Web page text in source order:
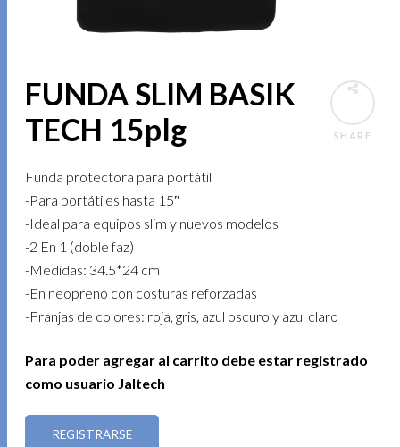
SHARE
FUNDA SLIM BASIK
TECH 15plg
Funda protectora para portátil
-Para portátiles hasta 15″
-Ideal para equipos slim y nuevos modelos
-2 En 1 (doble faz)
-Medidas: 34.5*24 cm
-En neopreno con costuras reforzadas
-Franjas de colores: roja, gris, azul oscuro y azul claro
Para poder agregar al carrito debe estar registrado
como usuario Jaltech
REGISTRARSE